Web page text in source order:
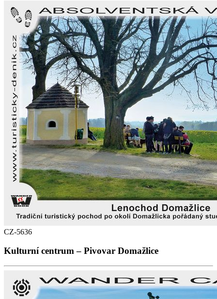
CZ-5636
Kulturní centrum – Pivovar Domažlice